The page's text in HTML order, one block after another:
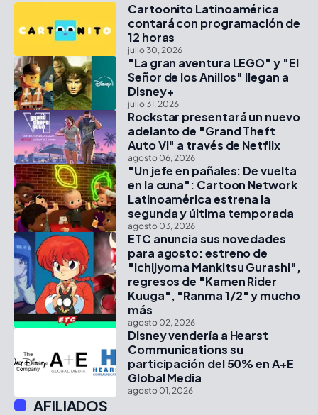
Cartoonito Latinoamérica
contará con programación de
12 horas
julio 30, 2026
"La gran aventura LEGO" y "El
Señor de los Anillos" llegan a
Disney+
julio 31, 2026
Rockstar presentará un nuevo
adelanto de "Grand Theft
Auto VI" a través de Netflix
agosto 06, 2026
"Un jefe en pañales: De vuelta
en la cuna": Cartoon Network
Latinoamérica estrena la
segunda y última temporada
agosto 03, 2026
ETC anuncia sus novedades
para agosto: estreno de
"Ichijyoma Mankitsu Gurashi",
regresos de "Kamen Rider
Kuuga", "Ranma 1/2" y mucho
más
agosto 02, 2026
Disney vendería a Hearst
Communications su
participación del 50% en A+E
Global Media
agosto 01, 2026
AFILIADOS